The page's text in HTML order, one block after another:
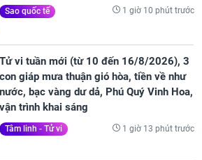
Sao quốc tế 1 giờ 10 phút trước
Tử vi tuần mới (từ 10 đến 16/8/2026), 3
con giáp mưa thuận gió hòa, tiền về như
nước, bạc vàng dư dả, Phú Quý Vinh Hoa,
vận trình khai sáng
Tâm linh - Tử vi 1 giờ 13 phút trước